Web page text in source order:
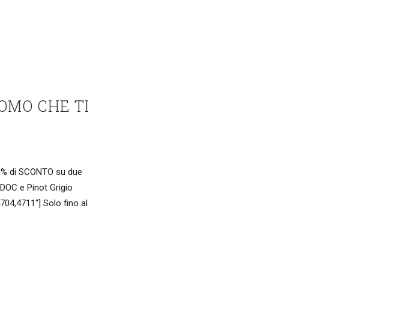
CHE TI
di SCONTO su due
e Pinot Grigio
Solo fino al